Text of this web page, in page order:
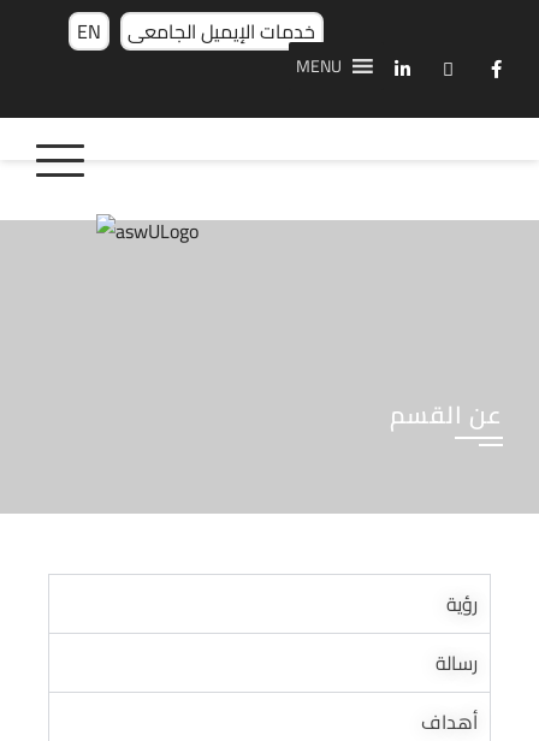
EN خدمات الإيميل الجامعى
MENU
عن القسم
رؤية
رسالة
أهداف